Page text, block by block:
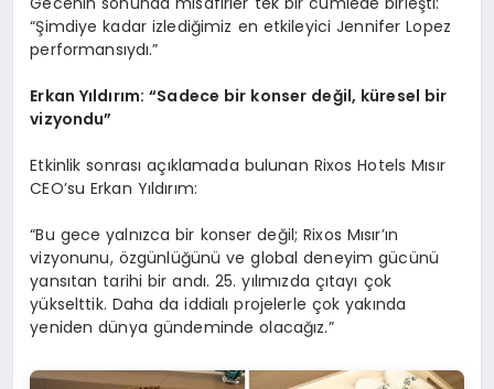
“Şimdiye kadar izlediğimiz en etkileyici Jennifer Lopez
performansıydı.”
Erkan Yıldırım:“Sadece bir konser değil, küresel bir
vizyondu”
Etkinlik sonrası açıklamada bulunan Rixos Hotels Mısır
CEO’su Erkan Yıldırım:
“Bu gece yalnızca bir konser değil; Rixos Mısır’ın
vizyonunu, özgünlüğünü ve global deneyim gücünü
yansıtan tarihi bir andı. 25. yılımızda çıtayı çok
yükselttik. Daha da iddialı projelerle çok yakında
yeniden dünya gündeminde olacağız.”